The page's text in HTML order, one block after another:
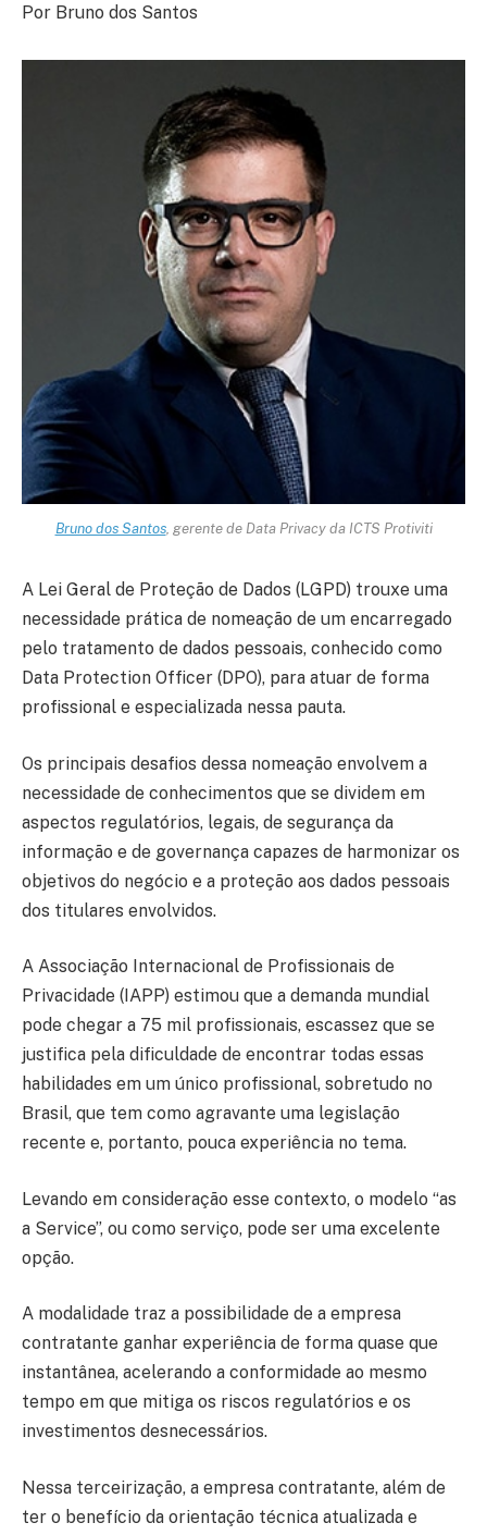
Por Bruno dos Santos
Bruno dos Santos, gerente de Data Privacy da ICTS Protiviti
A Lei Geral de Proteção de Dados (LGPD) trouxe uma
necessidade prática de nomeação de um encarregado
pelo tratamento de dados pessoais, conhecido como
Data Protection Officer (DPO), para atuar de forma
profissional e especializada nessa pauta.
Os principais desafios dessa nomeação envolvem a
necessidade de conhecimentos que se dividem em
aspectos regulatórios, legais, de segurança da
informação e de governança capazes de harmonizar os
objetivos do negócio e a proteção aos dados pessoais
dos titulares envolvidos.
A Associação Internacional de Profissionais de
Privacidade (IAPP) estimou que a demanda mundial
pode chegar a 75 mil profissionais, escassez que se
justifica pela dificuldade de encontrar todas essas
habilidades em um único profissional, sobretudo no
Brasil, que tem como agravante uma legislação
recente e, portanto, pouca experiência no tema.
Levando em consideração esse contexto, o modelo “as
a Service”, ou como serviço, pode ser uma excelente
opção.
A modalidade traz a possibilidade de a empresa
contratante ganhar experiência de forma quase que
instantânea, acelerando a conformidade ao mesmo
tempo em que mitiga os riscos regulatórios e os
investimentos desnecessários.
Nessa terceirização, a empresa contratante, além de
ter o benefício da orientação técnica atualizada e